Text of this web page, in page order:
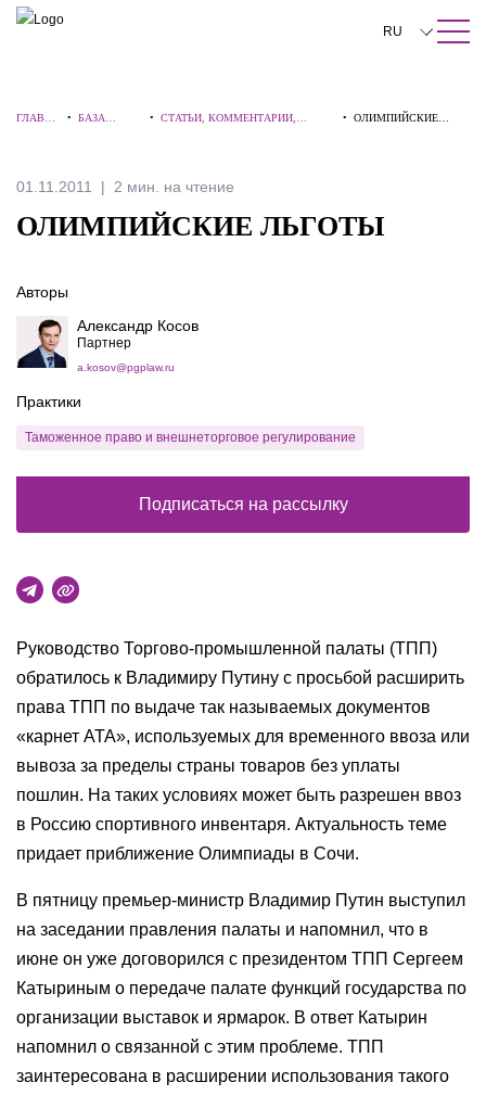
ПОИСК ПО САЙТУ Закрыть
RU
中文
ГЛАВНА
•БАЗА
•СТАТЬИ, КОММЕНТАРИИ,
• ОЛИМПИЙСКИЕ
01.11.2011 2 мин. на чтение
ОЛИМПИЙСКИЕ ЛЬГОТЫ
Руководство Торгово-промышленной палаты (ТПП)
обратилось к Владимиру Путину с просьбой расширить
права ТПП по выдаче так называемых документов
«карнет АТА», используемых для временного ввоза или
вывоза за пределы страны товаров без уплаты
пошлин. На таких условиях может быть разрешен ввоз
в Россию спортивного инвентаря. Актуальность теме
придает приближение Олимпиады в Сочи.
В пятницу премьер-министр Владимир Путин выступил
на заседании правления палаты и напомнил, что в
июне он уже договорился с президентом ТПП Сергеем
Катыриным о передаче палате функций государства по
организации выставок и ярмарок. В ответ Катырин
напомнил о связанной с этим проблеме. ТПП
заинтересована в расширении использования такого
Авторы
Александр Косов
Партнер
a.kosov@pgplaw.ru
Практики
Таможенное право и внешнеторговое регулирование
Подписаться на рассылку